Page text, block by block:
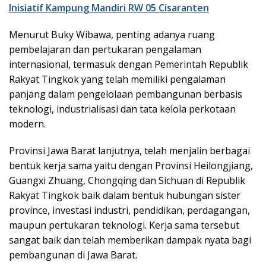
Inisiatif Kampung Mandiri RW 05 Cisaranten
Menurut Buky Wibawa, penting adanya ruang
pembelajaran dan pertukaran pengalaman
internasional, termasuk dengan Pemerintah Republik
Rakyat Tingkok yang telah memiliki pengalaman
panjang dalam pengelolaan pembangunan berbasis
teknologi, industrialisasi dan tata kelola perkotaan
modern.
Provinsi Jawa Barat lanjutnya, telah menjalin berbagai
bentuk kerja sama yaitu dengan Provinsi Heilongjiang,
Guangxi Zhuang, Chongqing dan Sichuan di Republik
Rakyat Tingkok baik dalam bentuk hubungan sister
province, investasi industri, pendidikan, perdagangan,
maupun pertukaran teknologi. Kerja sama tersebut
sangat baik dan telah memberikan dampak nyata bagi
pembangunan di Jawa Barat.